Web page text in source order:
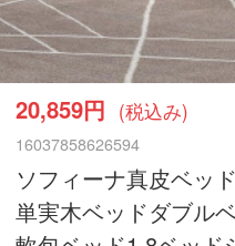
20,859円 (税込み)
16037858626594
ソフィーナ真皮ベッ
単実木ベッドダブル